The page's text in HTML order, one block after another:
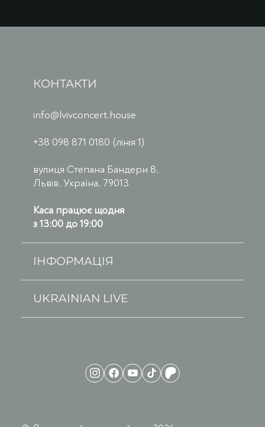
КОНТАКТИ
info@lvivconcert.house
+38 098 871 0180 (лінія 1)
вулиця Степана Бандери 8,
Львів, Україна, 79013
Каса працює щодня
з 13:00 до 19:00
ІНФОРМАЦІЯ
UKRAINIAN LIVE